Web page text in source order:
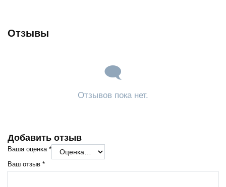
Отзывы
Отзывов пока нет.
Добавить отзыв
Ваша оценка *
Ваш отзыв *